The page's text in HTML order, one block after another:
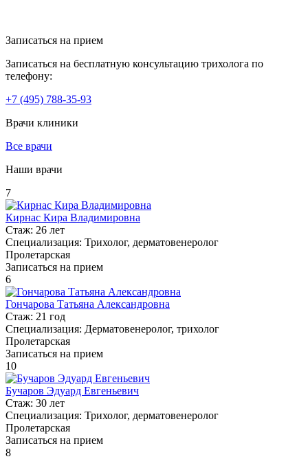
Записаться на прием
Записаться на бесплатную консультацию трихолога по
телефону:
+7 (495) 788-35-93
Врачи клиники
Все врачи
Наши врачи
7
Кирнас Кира Владимировна
Стаж: 26 лет
Специализация: Трихолог, дерматовенеролог
Пролетарская
Записаться на прием
6
Гончарова Татьяна Александровна
Стаж: 21 год
Специализация: Дерматовенеролог, трихолог
Пролетарская
Записаться на прием
10
Бучаров Эдуард Евгеньевич
Стаж: 30 лет
Специализация: Трихолог, дерматовенеролог
Пролетарская
Записаться на прием
8